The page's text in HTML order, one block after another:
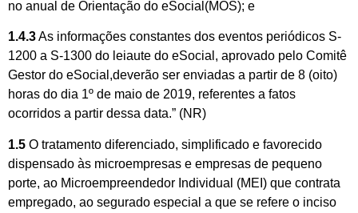
no anual de Orientação do eSocial(MOS); e
1.4.3As informações constantes dos eventos periódicos S-
1200 a S-1300 do leiaute do eSocial, aprovado pelo Comitê
Gestor do eSocial,deverão ser enviadas a partir de 8 (oito)
horas do dia 1º de maio de 2019, referentes a fatos
ocorridos a partir dessa data.” (NR)
1.5 O tratamento diferenciado, simplificado e favorecido
dispensado às microempresas e empresas de pequeno
porte, ao Microempreendedor Individual (MEI) que contrata
empregado, ao segurado especial a que se refere o inciso